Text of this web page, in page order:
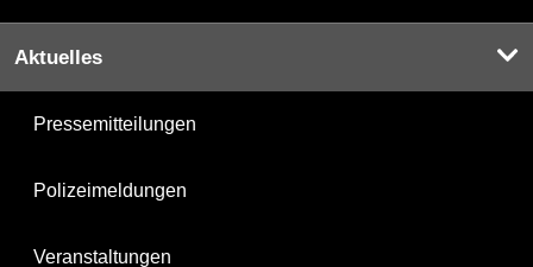
Aktuelles
Pressemitteilungen
Polizeimeldungen
Veranstaltungen